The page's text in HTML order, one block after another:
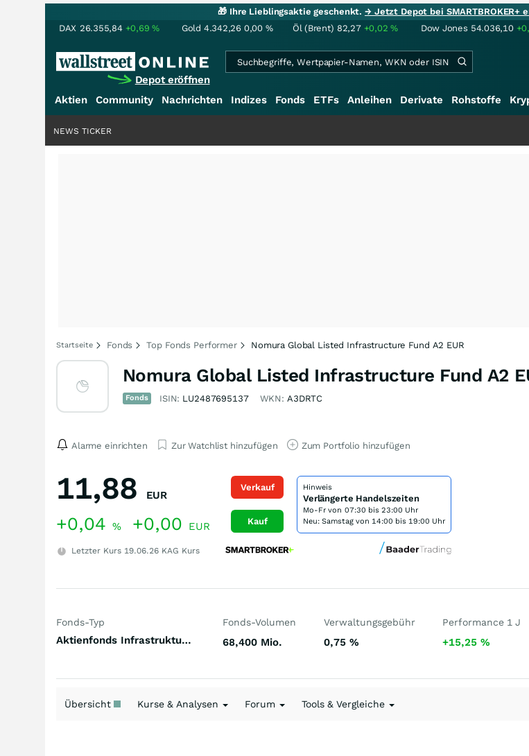
🎁 Ihre Lieblingsaktie geschenkt.→ Jetzt Depot bei SMARTBROKER+
DAX 26.355,84 +0,69% Gold 4.342,26 0,00 % Öl (Brent) 82,27 +0,02% Dow Jones 54.036,10
Depot eröffnen
Aktien Community Nachrichten Indizes Fonds ETFs Anleihen Derivate Rohstoffe
NEWS TICKER
Startseite Fonds Top Fonds Performer Nomura Global Listed Infrastructure Fund A2 EUR
Nomura Global Listed Infrastructure Fund A2
Fonds ISIN: LU2487695137 WKN: A3DRTC
Alarme einrichten Zur Watchlist hinzufügen Zum Portfolio hinzufügen
11,88 EUR
+0,04 % +0,00 EUR
Letzter Kurs 19.06.26 KAG Kurs
Verkauf
Kauf
Hinweis
Verlängerte Handelszeiten
Mo-Fr von 07:30 bis 23:00 Uhr
Neu: Samstag von 14:00 bis 19:00 Uhr
Fonds-Typ
Aktienfonds Infrastruktur Welt
Fonds-Volumen
68,400 Mio.
Verwaltungsgebühr
0,75 %
Performance 1 J
+15,25%
Übersicht Kurse & Analysen Forum Tools & Vergleiche